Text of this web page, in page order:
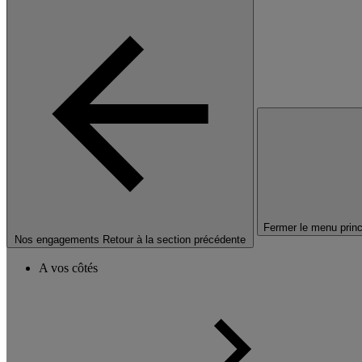
Nos engagements Retour à la section précédente
Fermer le menu
A vos côtés